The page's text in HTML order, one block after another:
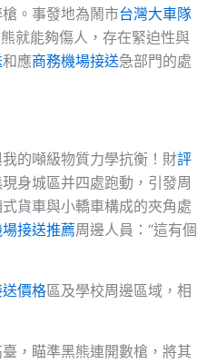
。事發地為鬧市台灣大車隊
就能夠傷人，存在緊迫性與
和應商務機場接送急部門的處
的噸級物質力學抗衡！財評
身城區并四處跑動，引發周
貨車與小轎車構成的夾角處
接送推薦周邊人員：“這有個
價格區及學校周邊區域，相
，瞄準黑熊連開數槍，將其